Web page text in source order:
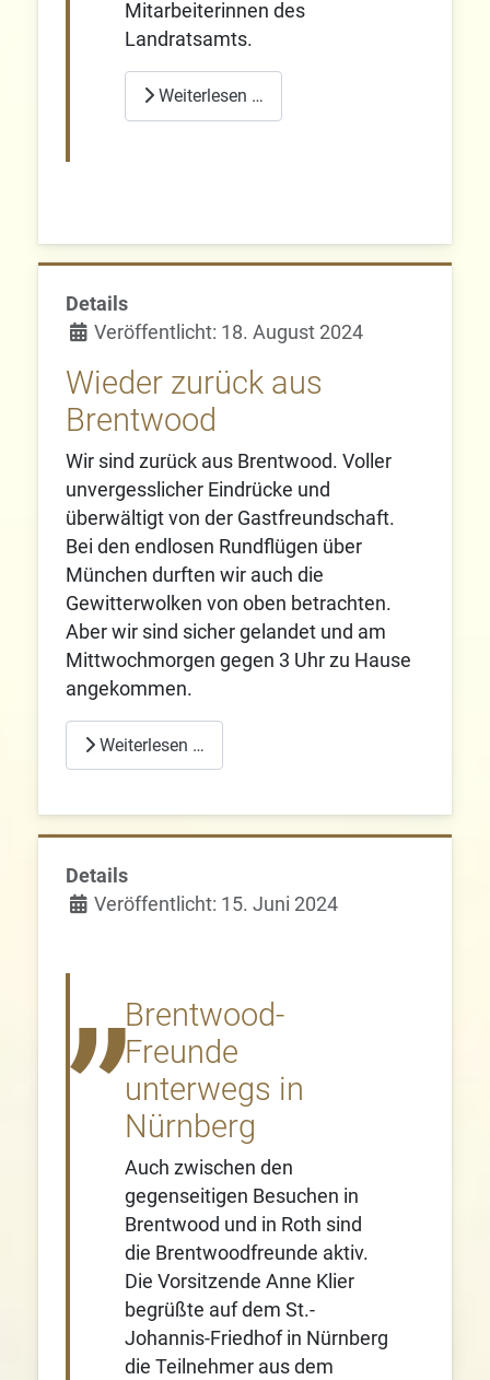
Mitarbeiterinnen des
Landratsamts.
Weiterlesen …
Details
Veröffentlicht: 18. August 2024
Wieder zurück aus
Brentwood
Wir sind zurück aus Brentwood. Voller
unvergesslicher Eindrücke und
überwältigt von der Gastfreundschaft.
Bei den endlosen Rundflügen über
München durften wir auch die
Gewitterwolken von oben betrachten.
Aber wir sind sicher gelandet und am
Mittwochmorgen gegen 3 Uhr zu Hause
angekommen.
Weiterlesen …
Details
Veröffentlicht: 15. Juni 2024
Brentwood-
Freunde
unterwegs in
Nürnberg
Auch zwischen den
gegenseitigen Besuchen in
Brentwood und in Roth sind
die Brentwoodfreunde aktiv.
Die Vorsitzende Anne Klier
begrüßte auf dem St.-
Johannis-Friedhof in Nürnberg
die Teilnehmer aus dem